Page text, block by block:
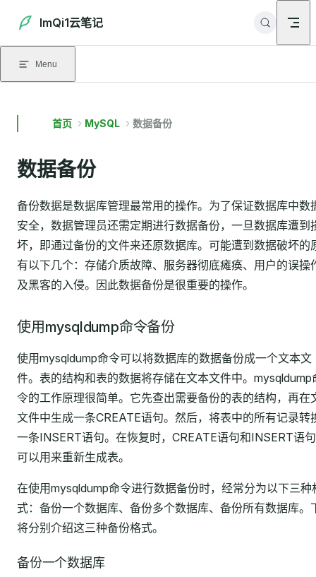
Skip to content
ImQi1云笔记
Menu
首页 MySQL 数据备份
数据备份
备份数据是数据库管理最常用的操作。为了保证数据库中数
安全，数据管理员还需定期进行数据备份，一旦数据库遭到
坏，即通过备份的文件来还原数据库。可能遭到数据破坏的
有以下几个：存储介质故障、服务器彻底瘫痪、用户的误操
及黑客的入侵。因此数据备份是很重要的操作。
使用mysqldump命令备份
使用mysqldump命令可以将数据库的数据备份成一个文本文
件。表的结构和表的数据将存储在文本文件中。mysqldump
令的工作原理很简单。它先查出需要备份的表的结构，再在
文件中生成一条CREATE语句。然后，将表中的所有记录转
一条INSERT语句。在恢复时，CREATE语句和INSERT语
可以用来重新生成表。
在使用mysqldump命令进行数据备份时，经常分为以下三种
式：备份一个数据库、备份多个数据库、备份所有数据库。
将分别介绍这三种备份格式。
备份一个数据库